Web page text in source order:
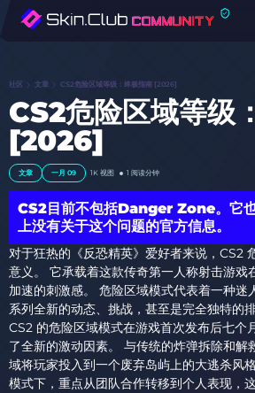
社区 文章 CS2危险区域等级：终极指南 [2026]
CS2危险区域等级
[2026]
文章 一月 09 1K 视图 1 阅读分钟
CS2目前不包括Danger Zone。它
上没有关于这个问题的官方信息。
对于狂热的《反恐精英》爱好者来说，CS2
意义。 它承载着这款传奇第一人称射击游戏
加速的刺激感。 危险区域模式代表着一种迷
系列全新的动态、挑战，甚至是完全独特的排
CS2 的危险区域模式在游戏首次发布后七个
了全新的激动因素。 与传统的炸弹拆除和解
域将玩家投入到一个废弃岛屿上的大逃杀风
模式下，重点从团队合作转移到个人表现，